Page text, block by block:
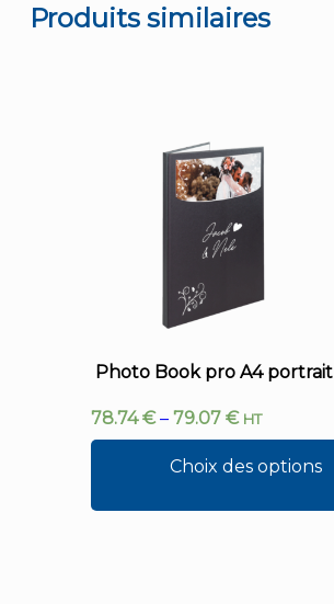
A5
Produits similaires
Photo Book pro A4 portrait
78.74€– 79.07 € HT
Choix des options